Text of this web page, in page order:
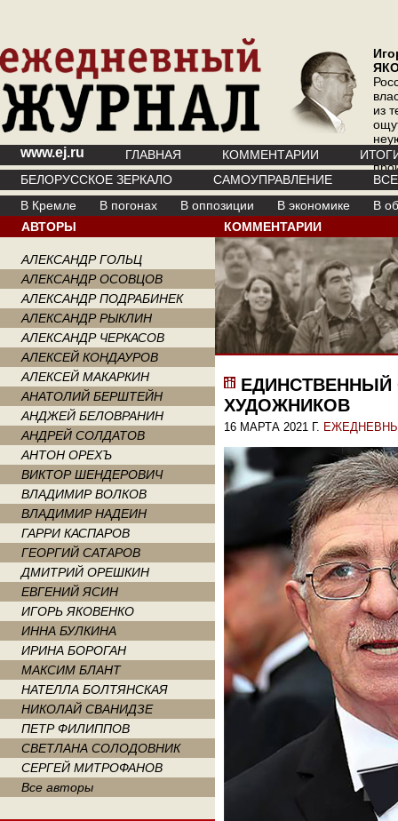
из
где
www.ej.ru ГЛАВНАЯ КОММЕНТАРИИ
БЕЛОРУССКОЕ ЗЕРКАЛО
САМОУПРАВЛЕНИЕ
В Кремле
В погонах В оппозиции В экономике
В
АВТОРЫ
АЛЕКСАНДР ГОЛЬЦ
АЛЕКСАНДР ОСОВЦОВ
АЛЕКСАНДР ПОДРАБИНЕК
АЛЕКСАНДР РЫКЛИН
АЛЕКСАНДР ЧЕРКАСОВ
АЛЕКСЕЙ КОНДАУРОВ
АЛЕКСЕЙ МАКАРКИН
АНАТОЛИЙ БЕРШТЕЙН
АНДЖЕЙ БЕЛОВРАНИН
АНДРЕЙ СОЛДАТОВ
АНТОН ОРЕХЪ
ВИКТОР ШЕНДЕРОВИЧ
ВЛАДИМИР ВОЛКОВ
ВЛАДИМИР НАДЕИН
ГАРРИ КАСПАРОВ
ГЕОРГИЙ САТАРОВ
ДМИТРИЙ ОРЕШКИН
ЕВГЕНИЙ ЯСИН
ИГОРЬ ЯКОВЕНКО
ИННА БУЛКИНА
ИРИНА БОРОГАН
МАКСИМ БЛАНТ
НАТЕЛЛА БОЛТЯНСКАЯ
НИКОЛАЙ СВАНИДЗЕ
ПЕТР ФИЛИППОВ
СВЕТЛАНА СОЛОДОВНИК
СЕРГЕЙ МИТРОФАНОВ
Все авторы
КОММЕНТАРИИ
ЕДИНСТВЕННЫЙ
ХУДОЖНИКОВ
16 МАРТА 2021 Г.